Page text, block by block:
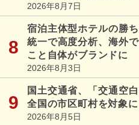
2026年8月7日
宿泊主体型ホテルの勝
統一で高度分析、海外
こと自体がブランドに
2026年8月3日
国土交通省、「交通空
全国の市区町村を対象
2026年8月5日